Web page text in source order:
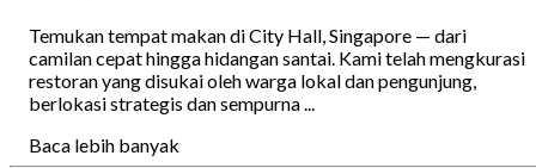
Temukan tempat makan di City Hall, Singapore — dari
camilan cepat hingga hidangan santai. Kami telah mengkurasi
restoran yang disukai oleh warga lokal dan pengunjung,
berlokasi strategis dan sempurna ...
Baca lebih banyak